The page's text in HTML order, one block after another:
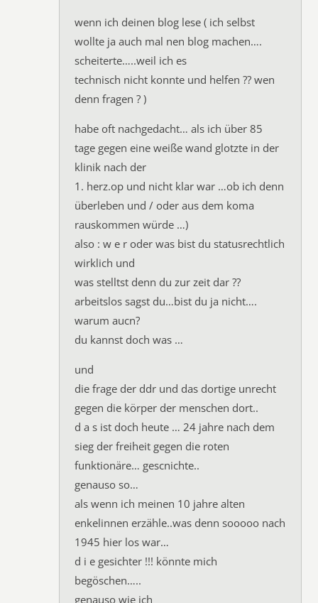
wenn ich deinen blog lese ( ich selbst
wollte ja auch mal nen blog machen….
scheiterte…..weil ich es
technisch nicht konnte und helfen ?? wen
denn fragen ? )
habe oft nachgedacht… als ich über 85
tage gegen eine weiße wand glotzte in der
klinik nach der
1. herz.op und nicht klar war …ob ich denn
überleben und / oder aus dem koma
rauskommen würde …)
also : w e r oder was bist du statusrechtlich
wirklich und
was stelltst denn du zur zeit dar ??
arbeitslos sagst du…bist du ja nicht….
warum aucn?
du kannst doch was …
und
die frage der ddr und das dortige unrecht
gegen die körper der menschen dort..
d a s ist doch heute … 24 jahre nach dem
sieg der freiheit gegen die roten
funktionäre… gescnichte..
genauso so…
als wenn ich meinen 10 jahre alten
enkelinnen erzähle..was denn sooooo nach
1945 hier los war…
d i e gesichter !!! könnte mich
begöschen…..
genauso wie ich